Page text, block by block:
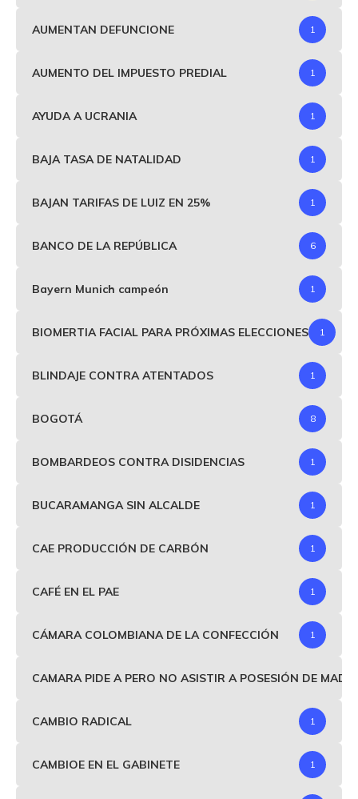
AUMENTAN DEFUNCIONE 1
AUMENTO DEL IMPUESTO PREDIAL 1
AYUDA A UCRANIA 1
BAJA TASA DE NATALIDAD 1
BAJAN TARIFAS DE LUIZ EN 25% 1
BANCO DE LA REPÚBLICA 6
Bayern Munich campeón 1
BIOMERTIA FACIAL PARA PRÓXIMAS ELECCIONES 1
BLINDAJE CONTRA ATENTADOS 1
BOGOTÁ 8
BOMBARDEOS CONTRA DISIDENCIAS 1
BUCARAMANGA SIN ALCALDE 1
CAE PRODUCCIÓN DE CARBÓN 1
CAFÉ EN EL PAE 1
CÁMARA COLOMBIANA DE LA CONFECCIÓN 1
CAMARA PIDE A PERO NO ASISTIR A POSESIÓN DE
CAMBIO RADICAL 1
CAMBIOE EN EL GABINETE 1